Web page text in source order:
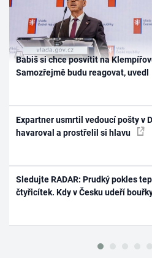
Babiš si chce posvítit na
Samozřejmě budu reagovat, uvedl
Expartner usmrtil vedoucí pošty v
havaroval a prostřelil si hlavu
Sledujte RADAR: Prudký pokles
čtyřicítek. Kdy v Česku udeří